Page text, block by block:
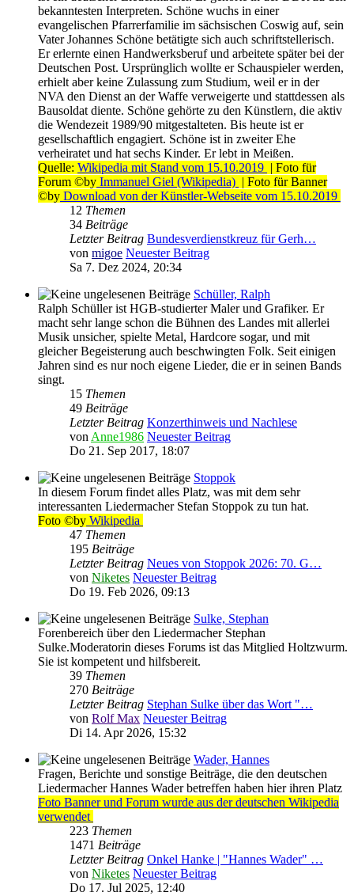
bekanntesten Interpreten. Schöne wuchs in einer
evangelischen Pfarrerfamilie im sächsischen Coswig auf, sein
Vater Johannes Schöne betätigte sich auch schriftstellerisch.
Er erlernte einen Handwerksberuf und arbeitete später bei der
Deutschen Post. Ursprünglich wollte er Schauspieler werden,
erhielt aber keine Zulassung zum Studium, weil er in der
NVA den Dienst an der Waffe verweigerte und stattdessen als
Bausoldat diente. Schöne gehörte zu den Künstlern, die aktiv
die Wendezeit 1989/90 mitgestalteten. Bis heute ist er
gesellschaftlich engagiert. Schöne ist in zweiter Ehe
verheiratet und hat sechs Kinder. Er lebt in Meißen.
Quelle: Wikipedia mit Stand vom 15.10.2019 | Foto für
Forum ©by Immanuel Giel (Wikipedia) | Foto für Banner
©by Download von der Künstler-Webseite vom 15.10.2019
12 Themen
34 Beiträge
Letzter Beitrag Bundesverdienstkreuz für Gerh…
von migoe Neuester Beitrag
Sa 7. Dez 2024, 20:34
Schüller, Ralph
Ralph Schüller ist HGB-studierter Maler und Grafiker. Er
macht sehr lange schon die Bühnen des Landes mit allerlei
Musik unsicher, spielte Metal, Hardcore sogar, und mit
gleicher Begeisterung auch beschwingten Folk. Seit einigen
Jahren sind es nur noch eigene Lieder, die er in seinen Bands
singt.
15 Themen
49 Beiträge
Letzter Beitrag Konzerthinweis und Nachlese
von Anne1986 Neuester Beitrag
Do 21. Sep 2017, 18:07
Stoppok
In diesem Forum findet alles Platz, was mit dem sehr
interessanten Liedermacher Stefan Stoppok zu tun hat.
Foto ©by Wikipedia
47 Themen
195 Beiträge
Letzter Beitrag Neues von Stoppok 2026: 70. G…
von Niketes Neuester Beitrag
Do 19. Feb 2026, 09:13
Sulke, Stephan
Forenbereich über den Liedermacher Stephan
Sulke.Moderatorin dieses Forums ist das Mitglied Holtzwurm.
Sie ist kompetent und hilfsbereit.
39 Themen
270 Beiträge
Letzter Beitrag Stephan Sulke über das Wort "…
von Rolf Max Neuester Beitrag
Di 14. Apr 2026, 15:32
Wader, Hannes
Fragen, Berichte und sonstige Beiträge, die den deutschen
Liedermacher Hannes Wader betreffen haben hier ihren Platz
Foto Banner und Forum wurde aus der deutschen Wikipedia
verwendet
223 Themen
1471 Beiträge
Letzter Beitrag Onkel Hanke | "Hannes Wader" …
von Niketes Neuester Beitrag
Do 17. Jul 2025, 12:40